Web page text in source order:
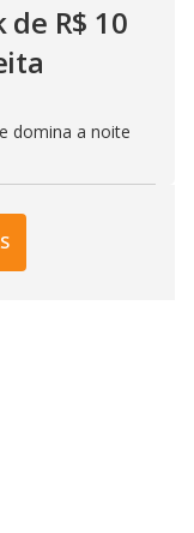
R$ 10
domina a noite